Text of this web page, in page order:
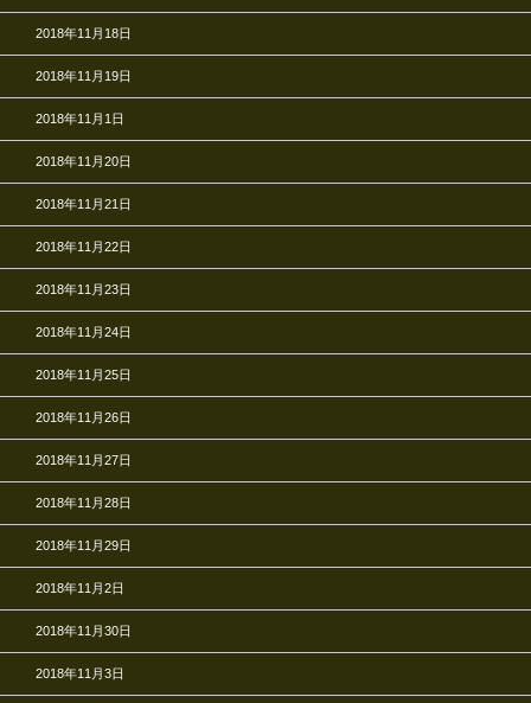
2018年11月18日
2018年11月19日
2018年11月1日
2018年11月20日
2018年11月21日
2018年11月22日
2018年11月23日
2018年11月24日
2018年11月25日
2018年11月26日
2018年11月27日
2018年11月28日
2018年11月29日
2018年11月2日
2018年11月30日
2018年11月3日